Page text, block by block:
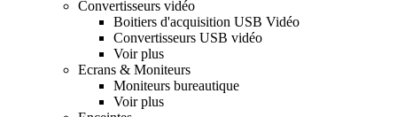
Convertisseurs vidéo
Boitiers d'acquisition USB Vidéo
Convertisseurs USB vidéo
Voir plus
Ecrans & Moniteurs
Moniteurs bureautique
Voir plus